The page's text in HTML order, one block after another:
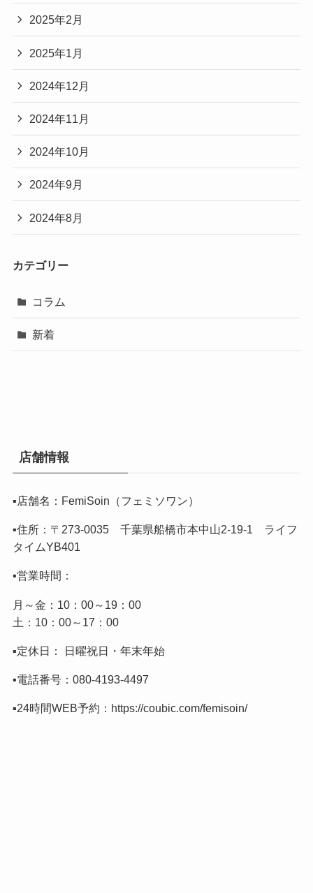
2025年2月
2025年1月
2024年12月
2024年11月
2024年10月
2024年9月
2024年8月
カテゴリー
コラム
新着
店舗情報
▪️店舗名：FemiSoin（フェミソワン）
▪️住所：〒273-0035 千葉県船橋市本中山2-19-1 ライフ
タイムYB401
▪️営業時間：
月～金：10：00～19：00
土：10：00～17：00
▪️定休日： 日曜祝日・年末年始
▪️電話番号： 080-4193-4497
▪️24時間WEB予約： https://coubic.com/femisoin/